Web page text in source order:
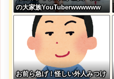
の大家族YouTuberwwwwww
お前ら急げ！怪しい外人みつけ